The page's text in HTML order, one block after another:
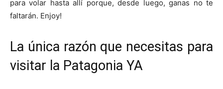
para volar hasta allí porque, desde luego, ganas no te
faltarán. Enjoy!
La única razón que necesitas para
visitar la Patagonia YA